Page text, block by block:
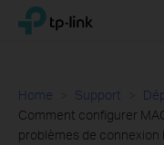
Click
navigation
TP-Link, Reliably Smart
Home Support
Comment configurer
problèmes de